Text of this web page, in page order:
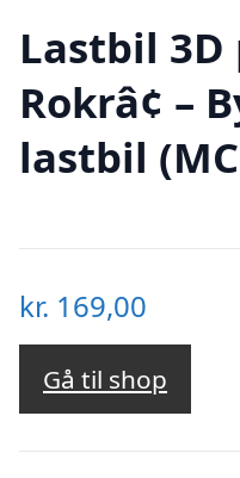
Lastbil
Rokrâ¢ –
lastbil
kr. 169,00
Gå til shop